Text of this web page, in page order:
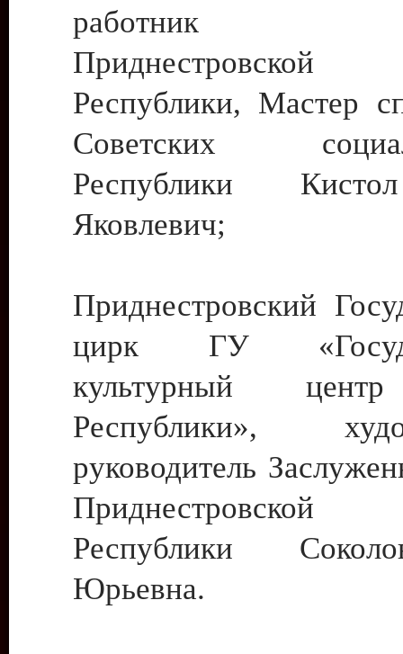
работник
Приднестровской
Республики, Мастер
Советских
Республики
Яковлевич;
Приднестровский
цирк ГУ
культурный
Республики»,
руководитель
Приднестровской
Республики
Юрьевна.